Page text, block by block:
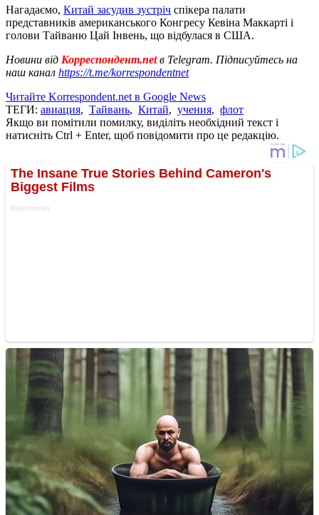
Нагадаємо, Китай засудив зустріч спікера палати
представників американського Конгресу Кевіна Маккарті і
голови Тайваню Цай Інвень, що відбулася в США.
Новини від Корреспондент.netв Telegram. Підписуйтесь на
наш канал https://t.me/korrespondentnet
Читайте Korrespondent.net в Google News
ТЕГИ: авиация, Тайвань, Китай, учения, флот
Якщо ви помітили помилку, виділіть необхідний текст і
натисніть Ctrl + Enter, щоб повідомити про це редакцію.